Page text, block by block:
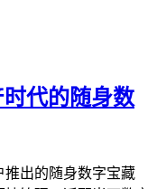
代的随身数
推出的随身数字宝藏